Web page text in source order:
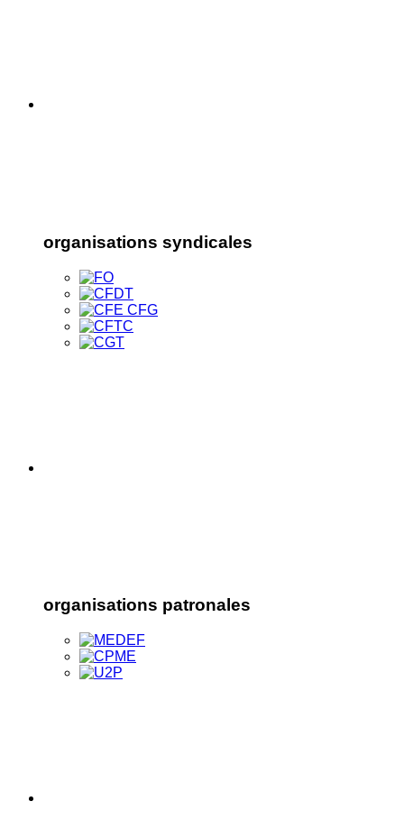
organisations syndicales
organisations patronales